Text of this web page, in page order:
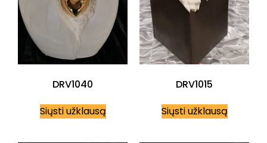
DRV1040
Siųsti užklausą
DRV1015
Siųsti užklausą